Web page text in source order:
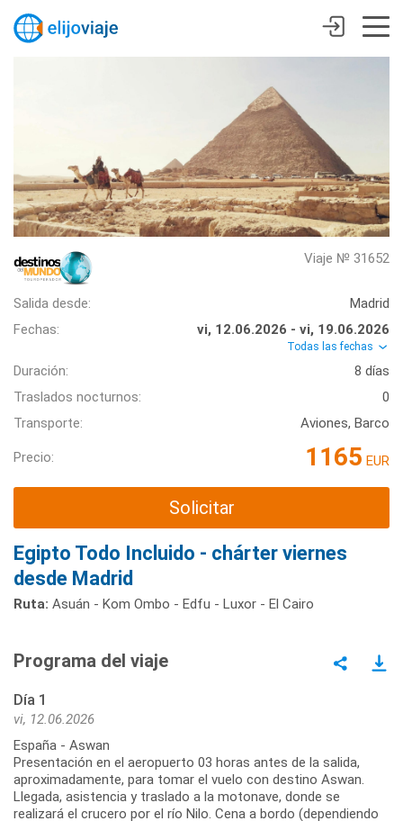
Viaje № 31652
Salida desde:
Madrid
Fechas:
vi, 12.06.2026 - vi, 19.06.2026
Todas las fechas
Duración:
8 días
Traslados nocturnos:
0
Transporte:
Aviones, Barco
Precio: 1165 EUR
Solicitar
Egipto Todo Incluido - chárter viernes
desde Madrid
Ruta: Asuán - Kom Ombo - Edfu - Luxor - El Cairo
Programa del viaje
Día 1
vi, 12.06.2026
España - Aswan
Presentación en el aeropuerto 03 horas antes de la salida,
aproximadamente, para tomar el vuelo con destino Aswan.
Llegada, asistencia y traslado a la motonave, donde se
realizará el crucero por el río Nilo. Cena a bordo (dependiendo